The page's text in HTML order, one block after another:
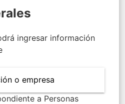
ingresar información
o empresa
a Personas